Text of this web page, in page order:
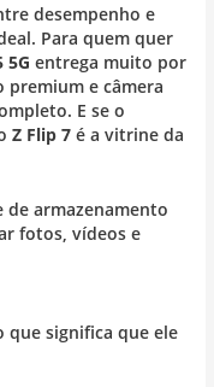
desempenho e
Para quem quer
5G entrega muito por
premium e câmera
E se o
Z Flip 7 é a vitrine da
de armazenamento
fotos, vídeos e
que significa que ele